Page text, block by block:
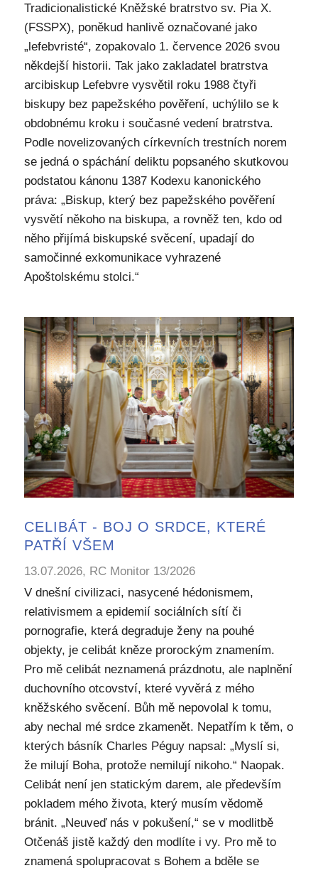
Tradicionalistické Kněžské bratrstvo sv. Pia X.
(FSSPX), poněkud hanlivě označované jako
„lefebvristé“, zopakovalo 1. července 2026 svou
někdejší historii. Tak jako zakladatel bratrstva
arcibiskup Lefebvre vysvětil roku 1988 čtyři
biskupy bez papežského pověření, uchýlilo se k
obdobnému kroku i současné vedení bratrstva.
Podle novelizovaných církevních trestních norem
se jedná o spáchání deliktu popsaného skutkovou
podstatou kánonu 1387 Kodexu kanonického
práva: „Biskup, který bez papežského pověření
vysvětí někoho na biskupa, a rovněž ten, kdo od
něho přijímá biskupské svěcení, upadají do
samočinné exkomunikace vyhrazené
Apoštolskému stolci.“
CELIBÁT - BOJ O SRDCE, KTERÉ
PATŘÍ VŠEM
13.07.2026, RC Monitor 13/2026
V dnešní civilizaci, nasycené hédonismem,
relativismem a epidemií sociálních sítí či
pornografie, která degraduje ženy na pouhé
objekty, je celibát kněze prorockým znamením.
Pro mě celibát neznamená prázdnotu, ale naplnění
duchovního otcovství, které vyvěrá z mého
kněžského svěcení. Bůh mě nepovolal k tomu,
aby nechal mé srdce zkamenět. Nepatřím k těm, o
kterých básník Charles Péguy napsal: „Myslí si,
že milují Boha, protože nemilují nikoho.“ Naopak.
Celibát není jen statickým darem, ale především
pokladem mého života, který musím vědomě
bránit. „Neuveď nás v pokušení,“ se v modlitbě
Otčenáš jistě každý den modlíte i vy. Pro mě to
znamená spolupracovat s Bohem a bděle se